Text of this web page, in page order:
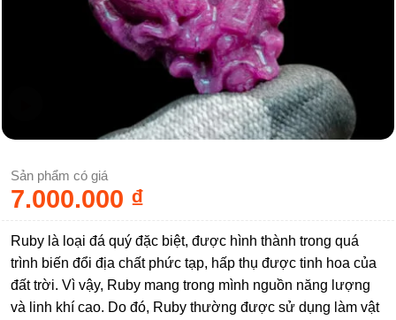
Sản phẩm có giá
7.000.000 ₫
Ruby là loại đá quý đặc biệt, được hình thành trong quá
trình biến đổi địa chất phức tạp, hấp thụ được tinh hoa của
đất trời. Vì vậy, Ruby mang trong mình nguồn năng lượng
và linh khí cao. Do đó, Ruby thường được sử dụng làm vật